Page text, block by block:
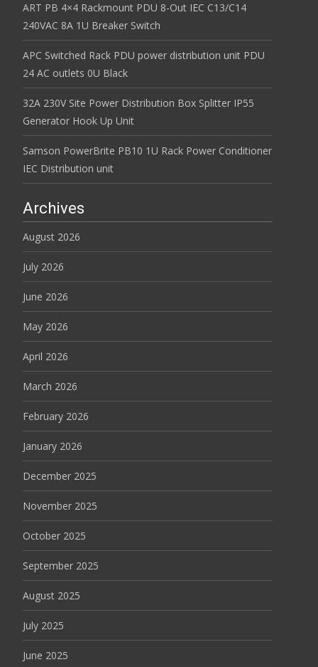
ART PB 4×4 Rackmount PDU 8-Out IEC C13/C14
240VAC 8A 1U Breaker Switch
APC Switched Rack PDU power distribution unit PDU
24 AC outlets 0U Black
32A 230V Site Power Distribution Box Splitter IP55
Generator Hook Up Unit
Samson PowerBrite PB10 1U Rack Power Conditioner
IEC Distribution unit
Archives
August 2026
July 2026
June 2026
May 2026
April 2026
March 2026
February 2026
January 2026
December 2025
November 2025
October 2025
September 2025
August 2025
July 2025
June 2025